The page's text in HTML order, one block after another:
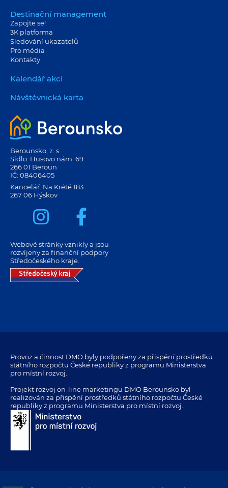
Destinační management
Zapojte se!
3K platforma
Sledování ukazatelů
Pro média
Kontakty
Kalendář akcí
Návštěvnická karta
Berounsko, z. s.
Sídlo: Husovo nám. 69
266 01 Beroun
IČ: 08406405
Kancelář: Na Krétě 183
267 06 Hýskov
Webové stránky vznikly a jsou
rozvíjeny za finanční podpory
Středočeského kraje.
Provoz a činnost DMO byly podpořeny za přispění prostředků
státního rozpočtu České republiky z programu Ministerstva
pro místní rozvoj.
Projekt rozvoj on-line marketingu DMO Berounsko byl
realizován za přispění prostředků státního rozpočtu České
republiky z programu Ministerstva pro místní rozvoj.